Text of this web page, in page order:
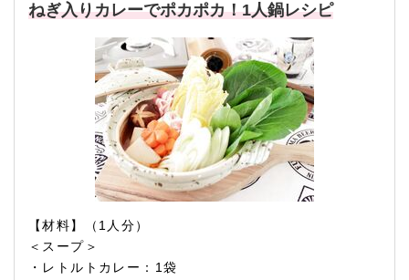
ねぎ入りカレーでポカポカ！1人鍋レシピ
【材料】（1人分）
＜スープ＞
・レトルトカレー：1袋